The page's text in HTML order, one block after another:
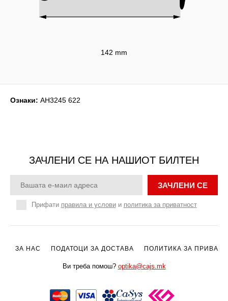
142 mm
Ознаки: AH3245 622
ЗАЧЛЕНИ СЕ НА НАШИОТ БИЛТЕН
ЗАЧЛЕНИ СЕ
Прифати правила и условии политика за приватност
ЗА НАС ПОДАТОЦИ ЗА ДОСТАВА ПОЛИТИКА ЗА
Ви треба помош? optika@cajs.mk